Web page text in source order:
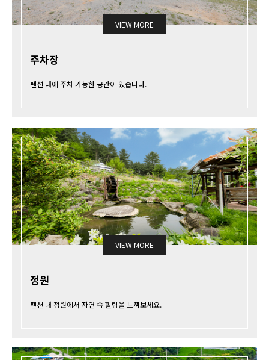
VIEW MORE
주차장
펜션 내에 주차 가능한 공간이 있습니다.
VIEW MORE
정원
펜션 내 정원에서 자연 속 힐링을 느껴보세요.